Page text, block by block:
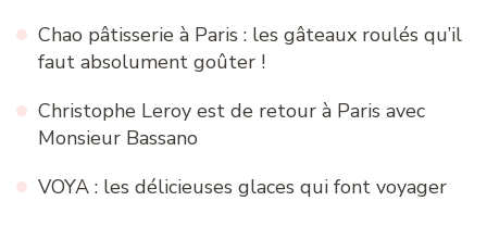
Chao pâtisserie à Paris : les gâteaux roulés qu’il
faut absolument goûter !
Christophe Leroy est de retour à Paris avec
Monsieur Bassano
VOYA : les délicieuses glaces qui font voyager